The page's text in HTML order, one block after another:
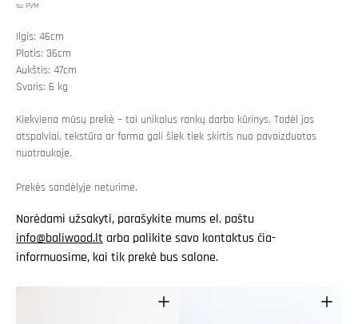
su PVM
Ilgis: 46cm
Plotis: 36cm
Aukštis: 47cm
Svoris: 6 kg
Kiekviena mūsų prekė – tai unikalus rankų darbo kūrinys. Todėl jos
atspalviai, tekstūra ar forma gali šiek tiek skirtis nuo pavaizduotos
nuotraukoje.
Prekės sandėlyje neturime.
Norėdami užsakyti, parašykite mums el. paštu
info@baliwood.lt arba palikite savo kontaktus čia-
informuosime, kai tik prekė bus salone.